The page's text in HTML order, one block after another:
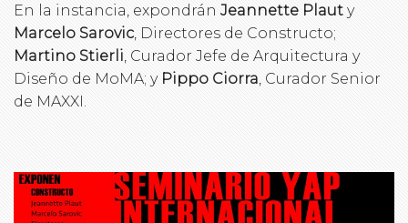
En la instancia, expondrán Jeannette Plaut y
Marcelo Sarovic, Directores de Constructo;
Martino Stierli, Curador Jefe de Arquitectura y
Diseño de MoMA; y Pippo Ciorra, Curador Senior
de MAXXI.